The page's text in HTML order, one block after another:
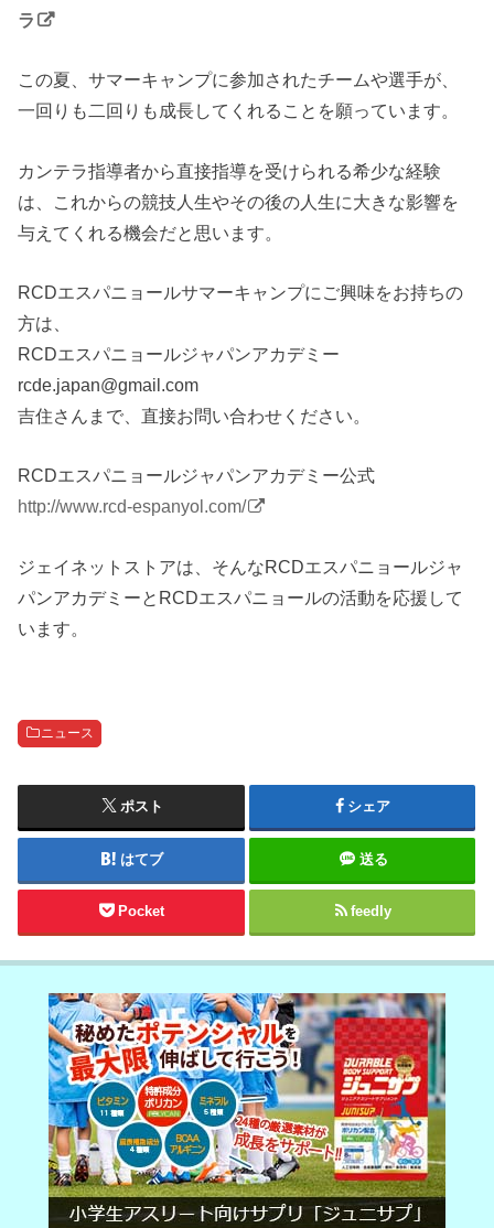
ラ
この夏、サマーキャンプに参加されたチームや選手が、
一回りも二回りも成長してくれることを願っています。
カンテラ指導者から直接指導を受けられる希少な経験
は、これからの競技人生やその後の人生に大きな影響を
与えてくれる機会だと思います。
RCDエスパニョールサマーキャンプにご興味をお持ちの
方は、
RCDエスパニョールジャパンアカデミー
rcde.japan@gmail.com
吉住さんまで、直接お問い合わせください。
RCDエスパニョールジャパンアカデミー公式
http://www.rcd-espanyol.com/
ジェイネットストアは、そんなRCDエスパニョールジャ
パンアカデミーとRCDエスパニョールの活動を応援して
います。
ニュース
ポスト シェア
はてブ 送る
Pocket feedly